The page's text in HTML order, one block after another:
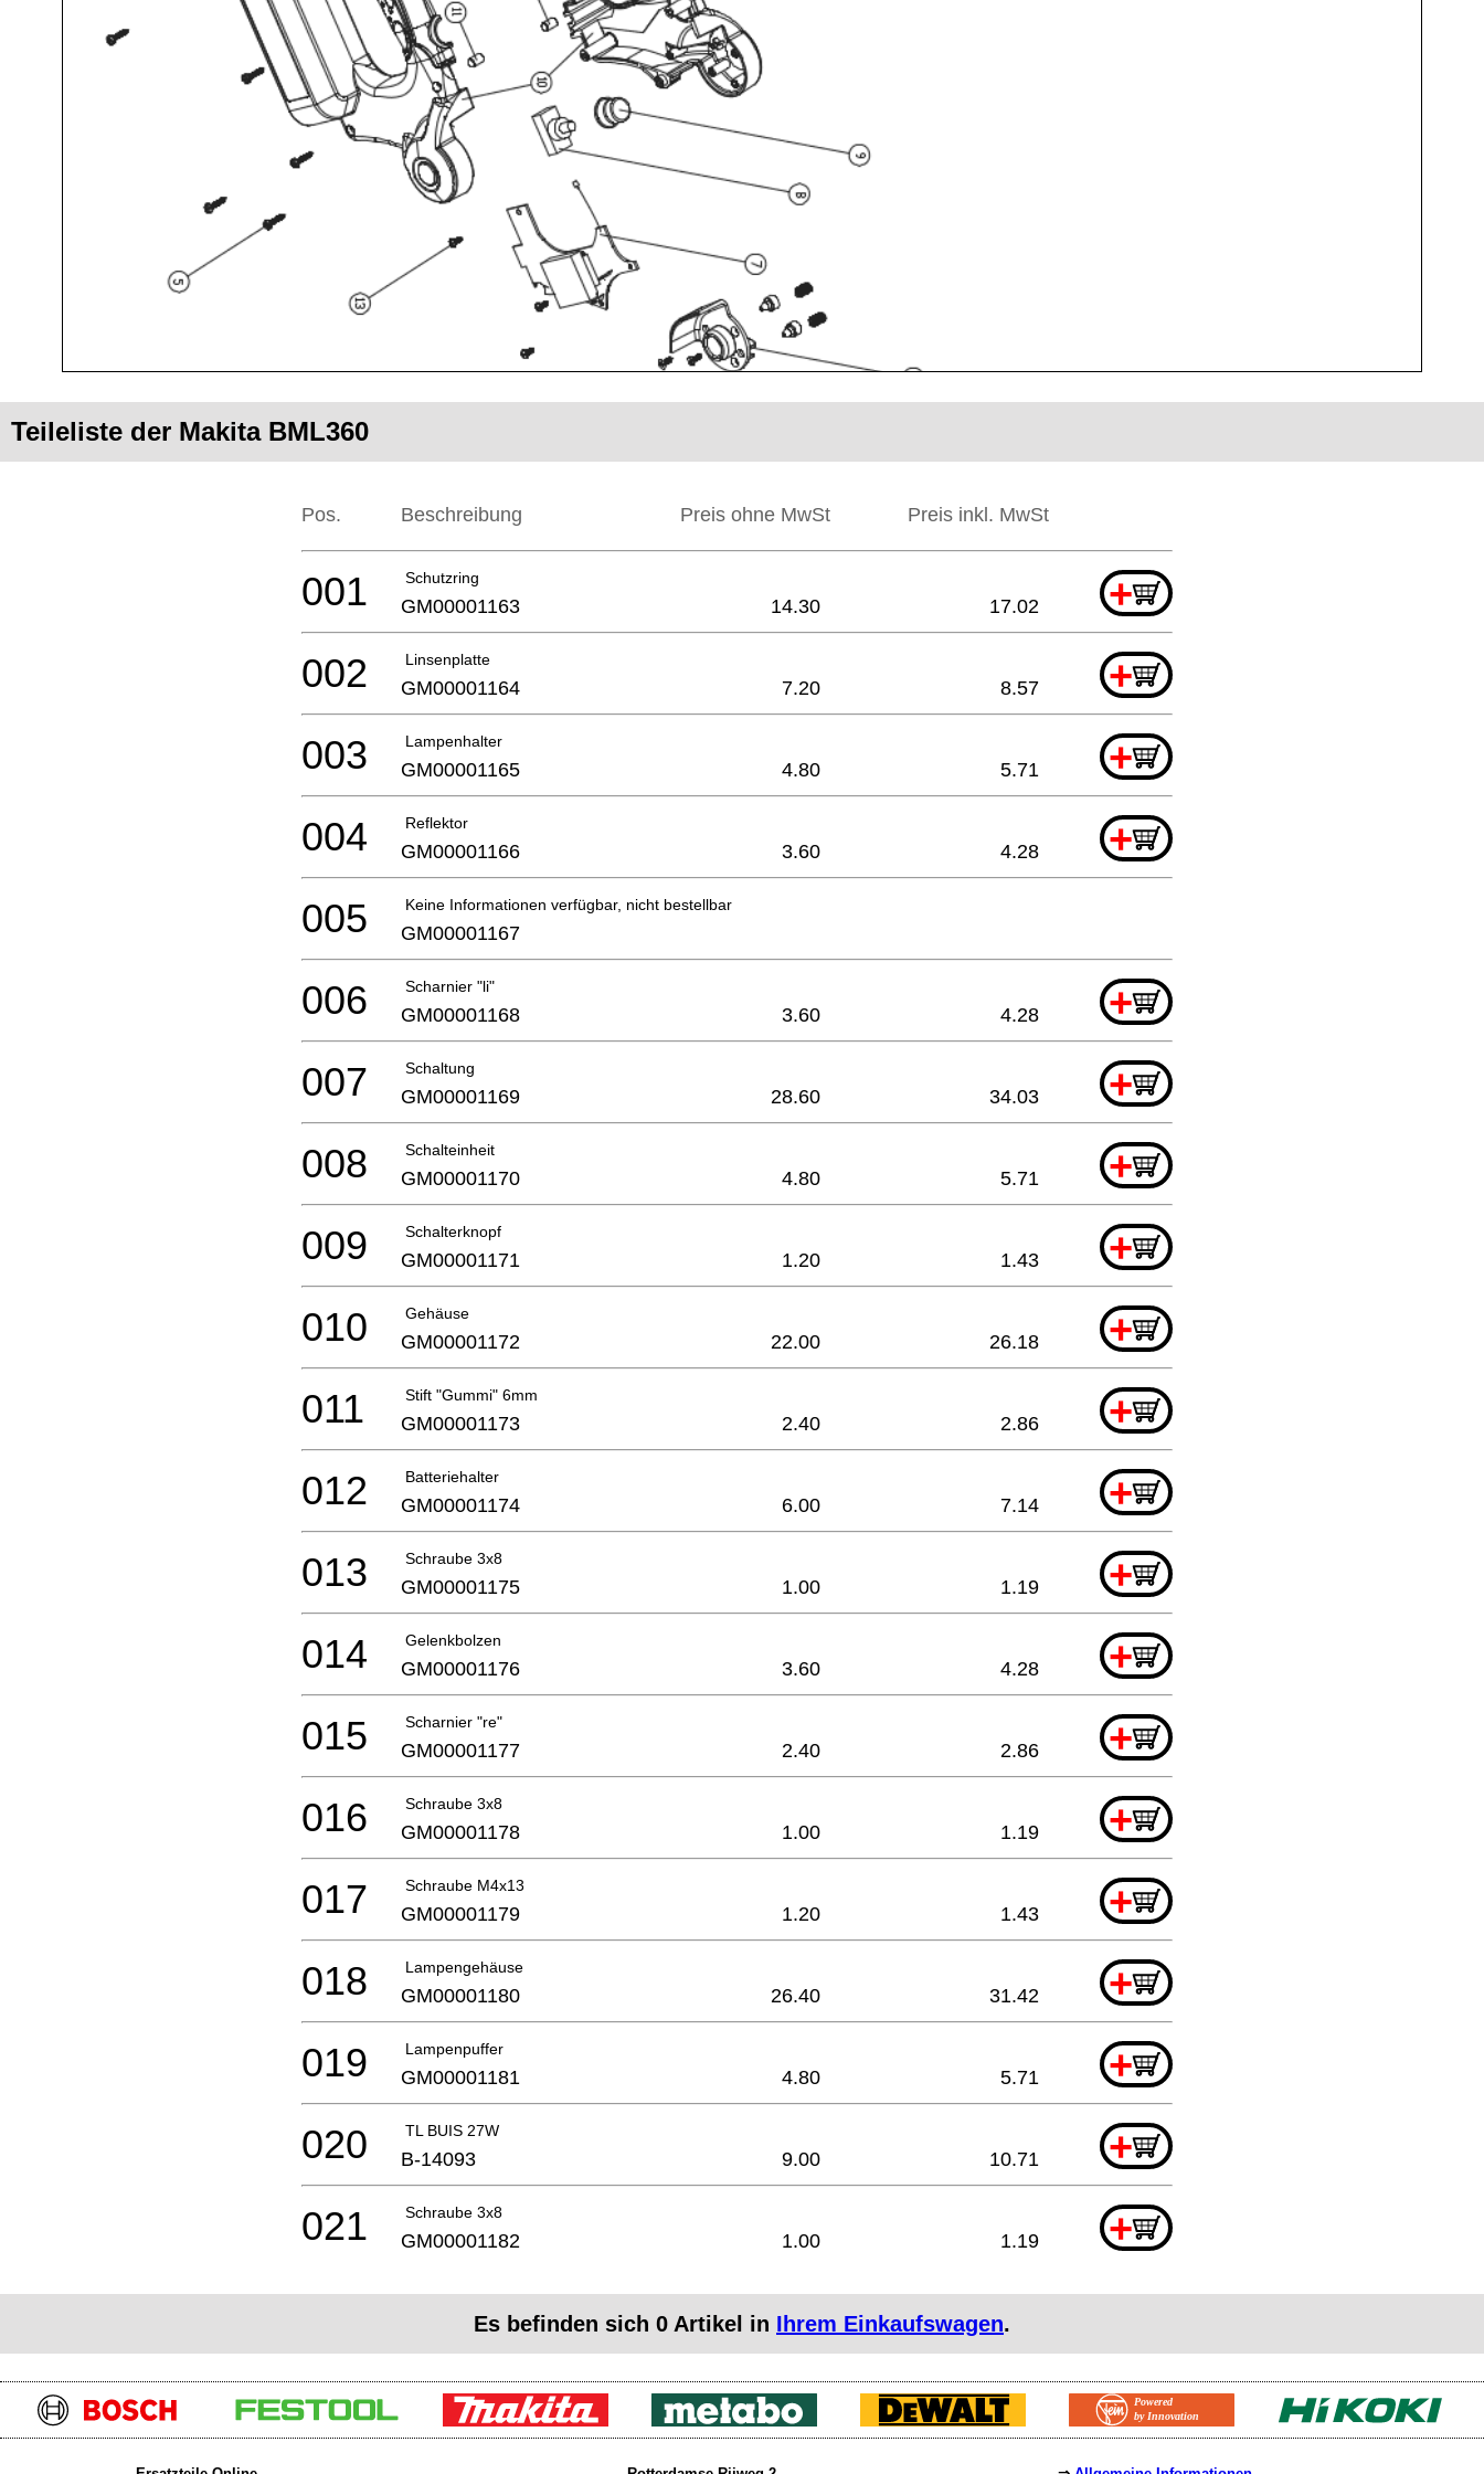
Teileliste der Makita BML360
Pos. Beschreibung Preis ohne MwSt Preis inkl. MwSt
Schutzring +
001 GM00001163 14.30 17.02
Linsenplatte +
002 GM00001164 7.20 8.57
Lampenhalter +
003 GM00001165 4.80 5.71
Reflektor +
004 GM00001166 3.60 4.28
Keine Informationen verfügbar, nicht bestellbar
005 GM00001167
Scharnier "li" +
006 GM00001168 3.60 4.28
Schaltung +
007 GM00001169 28.60 34.03
Schalteinheit +
008 GM00001170 4.80 5.71
Schalterknopf +
009 GM00001171 1.20 1.43
Gehäuse +
010 GM00001172 22.00 26.18
Stift "Gummi" 6mm +
011 GM00001173 2.40 2.86
Batteriehalter +
012 GM00001174 6.00 7.14
Schraube 3x8 +
013 GM00001175 1.00 1.19
Gelenkbolzen +
014 GM00001176 3.60 4.28
Scharnier "re" +
015 GM00001177 2.40 2.86
Schraube 3x8 +
016 GM00001178 1.00 1.19
Schraube M4x13 +
017 GM00001179 1.20 1.43
Lampengehäuse +
018 GM00001180 26.40 31.42
Lampenpuffer +
019 GM00001181 4.80 5.71
TL BUIS 27W +
020 B-14093 9.00 10.71
Schraube 3x8 +
021 GM00001182 1.00 1.19
Es befinden sich 0 Artikel in Ihrem Einkaufswagen.